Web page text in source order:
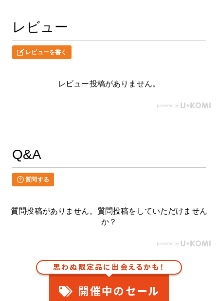
レビュー
レビューを書く
レビュー投稿がありません。
Q&A
質問する
質問投稿がありません。質問投稿をしていただけません
か？
思わぬ限定品に出会えるかも！
開催中のセール